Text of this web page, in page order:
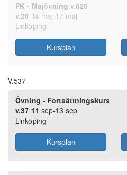
PK - Majövning v.620
v.20 14 maj-17 maj
Linköping
Kursplan
V.537
Övning - Fortsättningskurs
v.37 11 sep-13 sep
Linköping
Kursplan